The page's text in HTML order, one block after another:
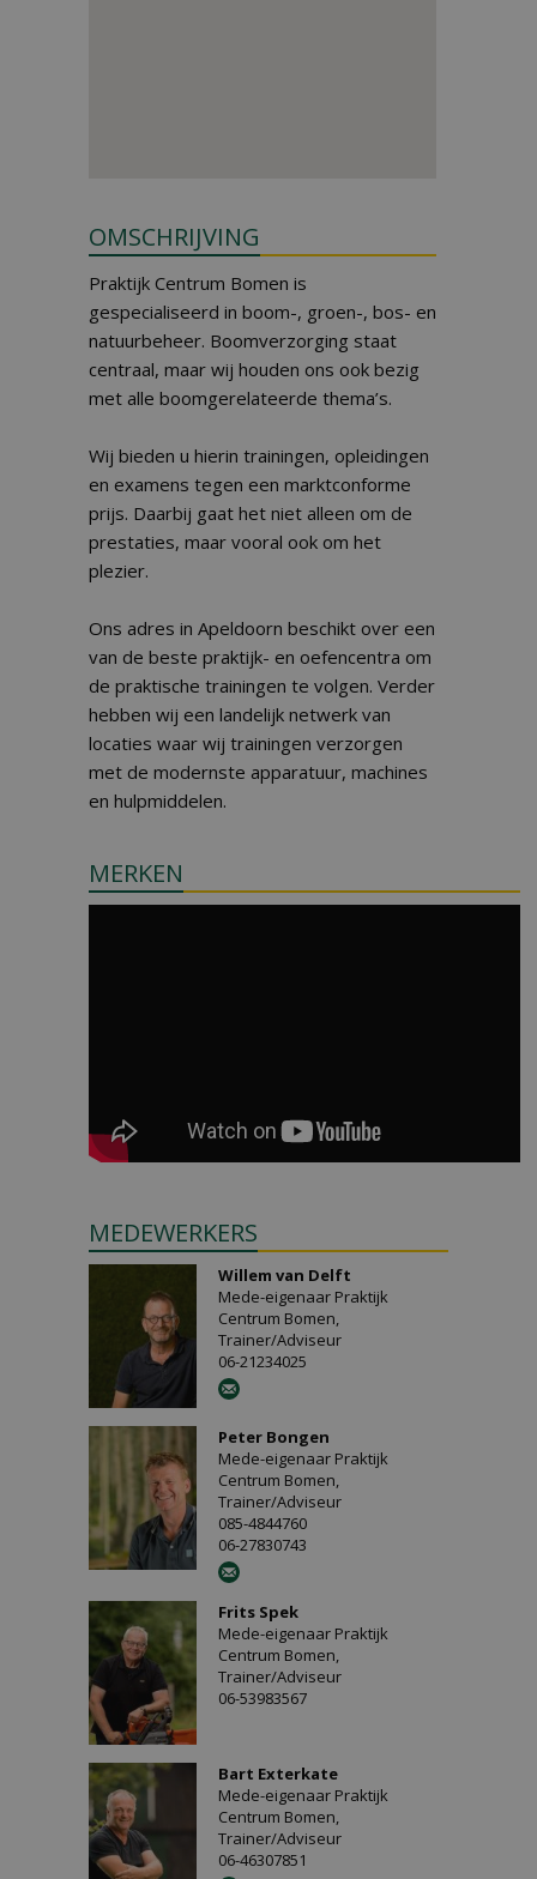
OMSCHRIJVING
Praktijk Centrum Bomen is
gespecialiseerd in boom-, groen-, bos- en
natuurbeheer. Boomverzorging staat
centraal, maar wij houden ons ook bezig
met alle boomgerelateerde thema’s.
Wij bieden u hierin trainingen, opleidingen
en examens tegen een marktconforme
prijs. Daarbij gaat het niet alleen om de
prestaties, maar vooral ook om het
plezier.
Ons adres in Apeldoorn beschikt over een
van de beste praktijk- en oefencentra om
de praktische trainingen te volgen. Verder
hebben wij een landelijk netwerk van
locaties waar wij trainingen verzorgen
met de modernste apparatuur, machines
en hulpmiddelen.
MERKEN
MEDEWERKERS
Willem van Delft
Mede-eigenaar Praktijk
Centrum Bomen,
Trainer/Adviseur
06-21234025
Peter Bongen
Mede-eigenaar Praktijk
Centrum Bomen,
Trainer/Adviseur
085-4844760
06-27830743
Frits Spek
Mede-eigenaar Praktijk
Centrum Bomen,
Trainer/Adviseur
06-53983567
Bart Exterkate
Mede-eigenaar Praktijk
Centrum Bomen,
Trainer/Adviseur
06-46307851